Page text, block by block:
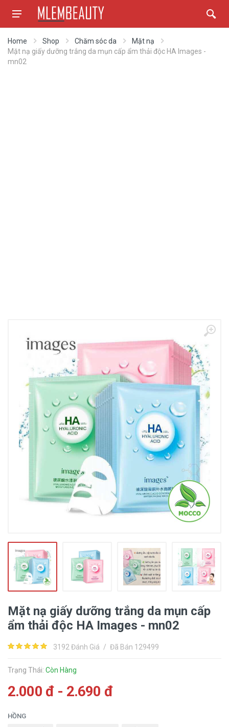
Home Shop Chăm sóc da
Mặt nạ
Mặt nạ giấy dưỡng trắng da mụn cấp ẩm thải độc HA Images -
mn02
Mặt nạ giấy dưỡng trắng da mụn cấp
ẩm thải độc HA Images - mn02
3192 Đánh Giá / Đã Bán 129499
Trạng Thái: Còn Hàng
2.000 đ - 2.690 đ
HỒNG